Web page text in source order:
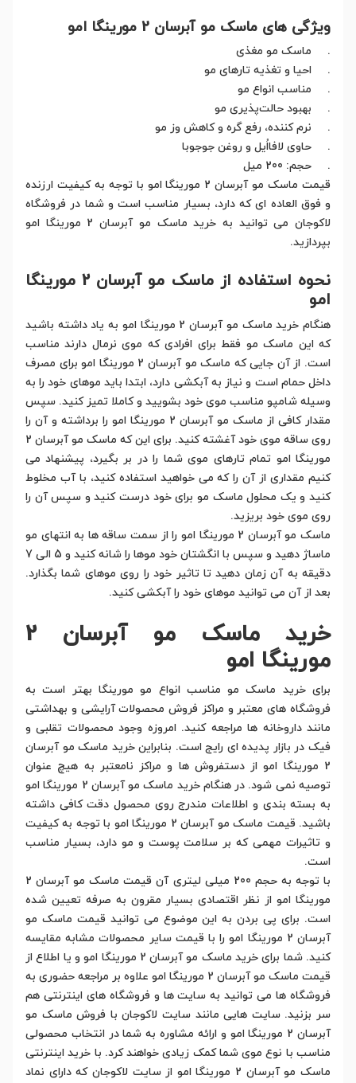
ویژگی های ماسک مو آبرسان 2 مورینگا امو
. ماسک مو مغذی
. احیا و تغذیه تارهای مو
. مناسب انواع مو
. بهبود حالت‌پذیری مو
. نرم کننده، رفع گره و کاهش وز مو
. حاوی لافااُیل و روغن جوجوبا
. حجم: 200 میل
قیمت ماسک مو آبرسان 2 مورینگا امو با توجه به کیفیت ارزنده
و فوق العاده ای که دارد، بسیار مناسب است و شما در فروشگاه
لاکوجان می توانید به خرید ماسک مو آبرسان 2 مورینگا امو
بپردازید.
نحوه استفاده از ماسک مو آبرسان 2 مورینگا
امو
هنگام خرید ماسک مو آبرسان 2 مورینگا امو به یاد داشته باشید
که این ماسک مو فقط برای افرادی که موی نرمال دارند مناسب
است. از آن جایی که ماسک مو آبرسان 2 مورینگا امو برای مصرف
داخل حمام است و نیاز به آبکشی دارد، ابتدا باید موهای خود را به
وسیله شامپو مناسب موی خود بشویید و کاملا تمیز کنید. سپس
مقدار کافی از ماسک مو آبرسان 2 مورینگا امو را برداشته و آن را
روی ساقه موی خود آغشته کنید. برای این که ماسک مو آبرسان 2
مورینگا امو تمام تارهای موی شما را در بر بگیرد، پیشنهاد می
کنیم مقداری از آن را که می خواهید استفاده کنید، با آب مخلوط
کنید و یک محلول ماسک مو برای خود درست کنید و سپس آن را
روی موی خود بریزید.
ماسک مو آبرسان 2 مورینگا امو را از سمت ساقه ها به انتهای مو
ماساژ دهید و سپس با انگشتان خود موها را شانه کنید و 5 الی 7
دقیقه به آن زمان دهید تا تاثیر خود را روی موهای شما بگذارد.
بعد از آن می توانید موهای خود را آبکشی کنید.
خرید ماسک مو آبرسان 2
مورینگا امو
برای خرید ماسک مو مناسب انواع مو مورینگا بهتر است به
فروشگاه های معتبر و مراکز فروش محصولات آرایشی و بهداشتی
مانند داروخانه ها مراجعه کنید. امروزه وجود محصولات تقلبی و
فیک در بازار پدیده ای رایج است. بنابراین خرید ماسک مو آبرسان
2 مورینگا امو از دستفروش ها و مراکز نامعتبر به هیچ عنوان
توصیه نمی شود. در هنگام خرید ماسک مو آبرسان 2 مورینگا امو
به بسته بندی و اطلاعات مندرج روی محصول دقت کافی داشته
باشید. قیمت ماسک مو آبرسان 2 مورینگا امو با توجه به کیفیت
و تاثیرات مهمی که بر سلامت پوست و مو دارد، بسیار مناسب
است.
با توجه به حجم 200 میلی لیتری آن قیمت ماسک مو آبرسان 2
مورینگا امو از نظر اقتصادی بسیار مقرون به صرفه تعیین شده
است. برای پی بردن به این موضوع می توانید قیمت ماسک مو
آبرسان 2 مورینگا امو را با قیمت سایر محصولات مشابه مقایسه
کنید. شما برای خرید ماسک مو آبرسان 2 مورینگا امو و یا اطلاع از
قیمت ماسک مو آبرسان 2 مورینگا امو علاوه بر مراجعه حضوری به
فروشگاه ها می توانید به سایت ها و فروشگاه های اینترنتی هم
سر بزنید. سایت هایی مانند سایت لاکوجان با فروش ماسک مو
آبرسان 2 مورینگا امو و ارائه مشاوره به شما در انتخاب محصولی
مناسب با نوع موی شما کمک زیادی خواهند کرد. با خرید اینترنتی
ماسک مو آبرسان 2 مورینگا امو از سایت لاکوجان که دارای نماد